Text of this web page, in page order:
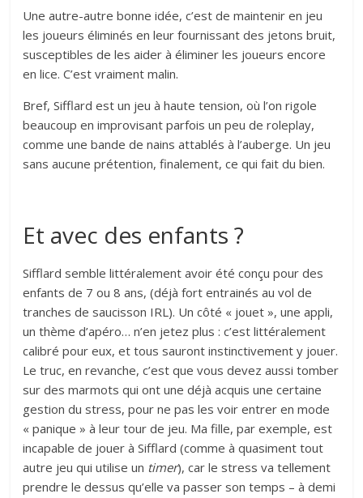
Une autre-autre bonne idée, c’est de maintenir en jeu
les joueurs éliminés en leur fournissant des jetons bruit,
susceptibles de les aider à éliminer les joueurs encore
en lice. C’est vraiment malin.
Bref, Sifflard est un jeu à haute tension, où l’on rigole
beaucoup en improvisant parfois un peu de roleplay,
comme une bande de nains attablés à l’auberge. Un jeu
sans aucune prétention, finalement, ce qui fait du bien.
Et avec des enfants ?
Sifflard semble littéralement avoir été conçu pour des
enfants de 7 ou 8 ans, (déjà fort entrainés au vol de
tranches de saucisson IRL). Un côté « jouet », une appli,
un thème d’apéro… n’en jetez plus : c’est littéralement
calibré pour eux, et tous sauront instinctivement y jouer.
Le truc, en revanche, c’est que vous devez aussi tomber
sur des marmots qui ont une déjà acquis une certaine
gestion du stress, pour ne pas les voir entrer en mode
« panique » à leur tour de jeu. Ma fille, par exemple, est
incapable de jouer à Sifflard (comme à quasiment tout
autre jeu qui utilise un timer), car le stress va tellement
prendre le dessus qu’elle va passer son temps – à demi